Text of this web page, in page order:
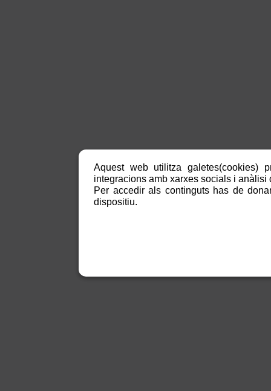
Aquest web utilitza galetes(cookies)
integracions amb xarxes socials i anàlisi
Per accedir als continguts has de
dispositiu.